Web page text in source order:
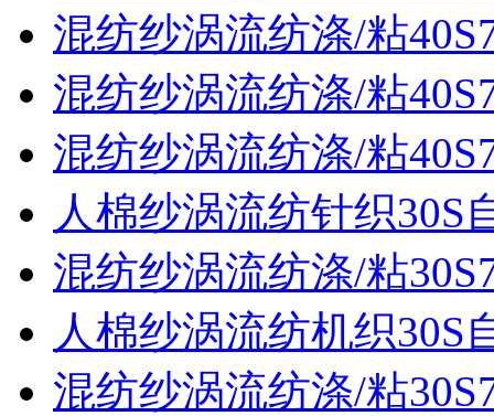
混纺纱涡流纺涤/粘
混纺纱涡流纺涤/粘
混纺纱涡流纺涤/粘
人棉纱涡流纺针织30S
混纺纱涡流纺涤/粘
人棉纱涡流纺机织30S
混纺纱涡流纺涤/粘